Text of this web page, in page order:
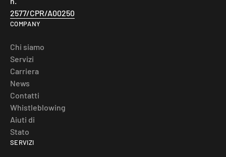
2577/CPR/A00250
COMPANY
Chi siamo
Servizi
Carriera
News
Contatti
Whistleblowing
Aiuti di
Stato
SERVIZI